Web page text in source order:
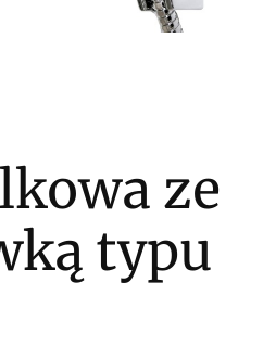
ze
typu